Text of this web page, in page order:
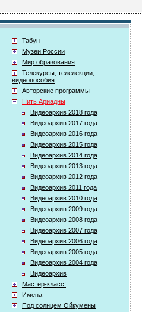
Табун
Музеи России
Мир образования
Телекурсы, телелекции,
видеопособия
Авторские программы
Нить Ариадны
Видеоархив 2018 года
Видеоархив 2017 года
Видеоархив 2016 года
Видеоархив 2015 года
Видеоархив 2014 года
Видеоархив 2013 года
Видеоархив 2012 года
Видеоархив 2011 года
Видеоархив 2010 года
Видеоархив 2009 года
Видеоархив 2008 года
Видеоархив 2007 года
Видеоархив 2006 года
Видеоархив 2005 года
Видеоархив 2004 года
Видеоархив
Мастер-класс!
Имена
Под солнцем Ойкумены